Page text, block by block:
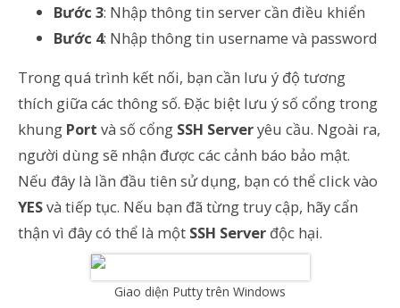
Bước 3: Nhập thông tin server cần điều khiển
Bước 4: Nhập thông tin username và password
Trong quá trình kết nối, bạn cần lưu ý độ tương
thích giữa các thông số. Đặc biệt lưu ý số cổng trong
khung Port và số cổng SSH Serveryêu cầu. Ngoài ra,
người dùng sẽ nhận được các cảnh báo bảo mật.
Nếu đây là lần đầu tiên sử dụng, bạn có thể click vào
YESvà tiếp tục. Nếu bạn đã từng truy cập, hãy cẩn
thận vì đây có thể là một SSH Server độc hại.
Giao diện Putty trên Windows